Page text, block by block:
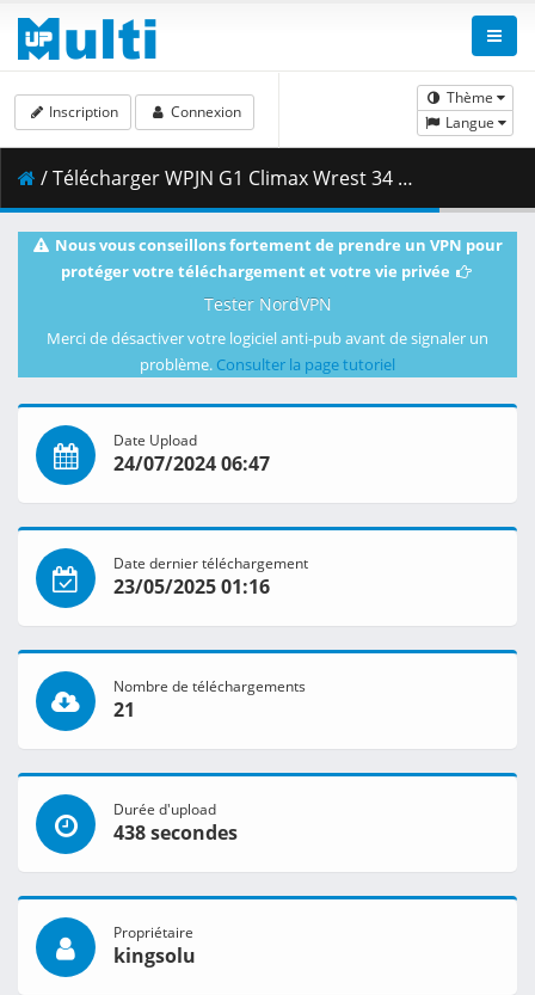
Thème
Langue
Inscription Connexion
/ Télécharger WPJN G1 Climax Wrest 34 23July24 Jap.mp4 ( 2.86 GB )
Nous vous conseillons fortement de prendre un VPN pour
protéger votre téléchargement et votre vie privée
Tester NordVPN
Merci de désactiver votre logiciel anti-pub avant de signaler un
problème. Consulter la page tutoriel
Date Upload
24/07/2024 06:47
Date dernier téléchargement
23/05/2025 01:16
Nombre de téléchargements
21
Durée d'upload
438 secondes
Propriétaire
kingsolu